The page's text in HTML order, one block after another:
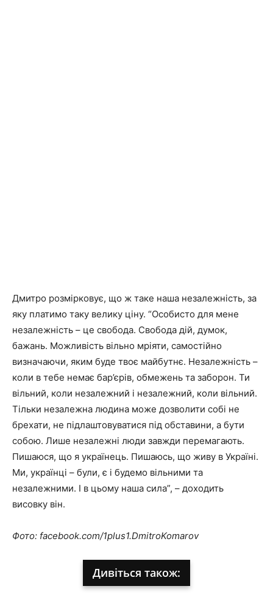
Дмитро розмірковує, що ж таке наша незалежність, за
яку платимо таку велику ціну. “Особисто для мене
незалежність – це свобода. Свобода дій, думок,
бажань. Можливість вільно мріяти, самостійно
визначаючи, яким буде твоє майбутнє. Незалежність –
коли в тебе немає бар’єрів, обмежень та заборон. Ти
вільний, коли незалежний і незалежний, коли вільний.
Тільки незалежна людина може дозволити собі не
брехати, не підлаштовуватися під обставини, а бути
собою. Лише незалежні люди завжди перемагають.
Пишаюся, що я українець. Пишаюсь, що живу в Україні.
Ми, українці – були, є і будемо вільними та
незалежними. І в цьому наша сила”, – доходить
висовку він.
Фото: facebook.com/1plus1.DmitroKomarov
Дивіться також: